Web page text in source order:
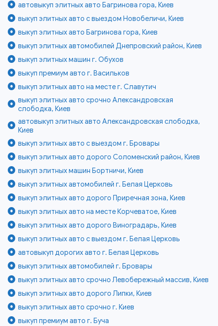
автовыкуп элитных авто Багринова гора, Киев
выкуп элитных авто с выездом Новобеличи, Киев
выкуп элитных авто Багринова гора, Киев
выкуп элитных автомобилей Днепровский район, Киев
выкуп элитных машин г. Обухов
выкуп премиум авто г. Васильков
выкуп элитных авто на месте г. Славутич
выкуп элитных авто срочно Александровская
слободка, Киев
автовыкуп элитных авто Александровская слободка,
Киев
выкуп элитных авто с выездом г. Бровары
выкуп элитных авто дорого Соломенский район, Киев
выкуп элитных машин Бортничи, Киев
выкуп элитных автомобилей г. Белая Церковь
выкуп элитных авто дорого Приречная зона, Киев
выкуп элитных авто на месте Корчеватое, Киев
выкуп элитных авто дорого Виноградарь, Киев
выкуп элитных авто с выездом г. Белая Церковь
автовыкуп дорогих авто г. Белая Церковь
выкуп элитных автомобилей г. Бровары
выкуп элитных авто срочно Левобережный массив, Киев
выкуп элитных авто дорого Липки, Киев
выкуп элитных авто срочно г. Киев
выкуп премиум авто г. Буча